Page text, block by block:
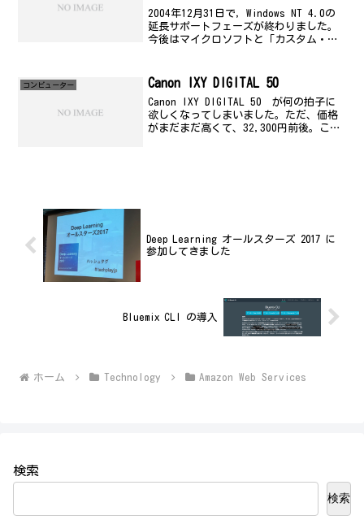
2004年12月31日で，Windows NT 4.0の
延長サポートフェーズが終わりました。
今後はマイクロソフトと「カスタム・サ
なくなります。それに関連する記事が、
日経...
コンビューター Canon IXY DIGITAL 50
Canon IXY DIGITAL 50 が何の拍子に
欲しくなってしまいました。ただ、価格
がまだまだ高くて、32,300円前後。この
Deep Learning オールスターズ 2017 に
参加してきました
Bluemix CLI の導入
ホーム Technology Amazon Web Services
検索
検索